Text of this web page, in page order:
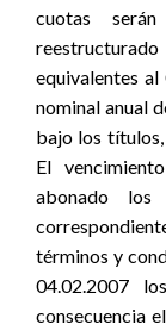
cuotas
equivalentes al
nominal anual
bajo los
El
abonado
términos y
04.02.2007
consecuencia